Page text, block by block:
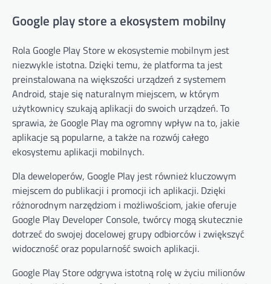
Google play store a ekosystem mobilny
Rola Google Play Store w ekosystemie mobilnym jest
niezwykle istotna. Dzięki temu, że platforma ta jest
preinstalowana na większości urządzeń z systemem
Android, staje się naturalnym miejscem, w którym
użytkownicy szukają aplikacji do swoich urządzeń. To
sprawia, że Google Play ma ogromny wpływ na to, jakie
aplikacje są popularne, a także na rozwój całego
ekosystemu aplikacji mobilnych.
Dla deweloperów, Google Play jest również kluczowym
miejscem do publikacji i promocji ich aplikacji. Dzięki
różnorodnym narzędziom i możliwościom, jakie oferuje
Google Play Developer Console, twórcy mogą skutecznie
dotrzeć do swojej docelowej grupy odbiorców i zwiększyć
widoczność oraz popularność swoich aplikacji.
Google Play Store odgrywa istotną rolę w życiu milionów